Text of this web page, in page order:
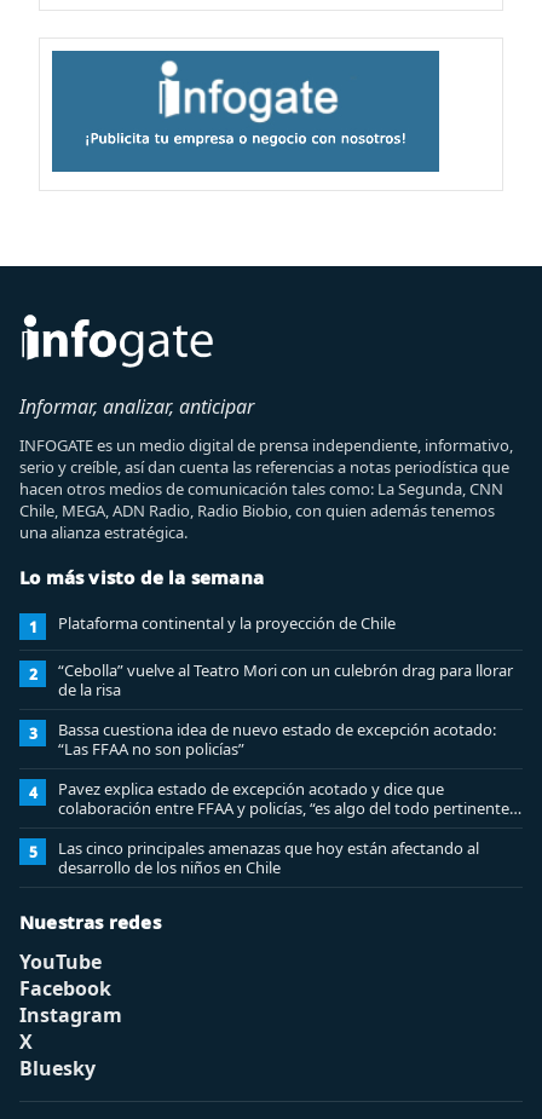
Informar, analizar, anticipar
INFOGATE es un medio digital de prensa independiente, informativo,
serio y creíble, así dan cuenta las referencias a notas periodística que
hacen otros medios de comunicación tales como: La Segunda, CNN
Chile, MEGA, ADN Radio, Radio Biobio, con quien además tenemos
una alianza estratégica.
Lo más visto de la semana
1 Plataforma continental y la proyección de Chile
2
“Cebolla” vuelve al Teatro Mori con un culebrón drag para llorar
de la risa
3
Bassa cuestiona idea de nuevo estado de excepción acotado:
“Las FFAA no son policías”
4
Pavez explica estado de excepción acotado y dice que
colaboración entre FFAA y policías, “es algo del todo pertinente
analizar”
5
Las cinco principales amenazas que hoy están afectando al
desarrollo de los niños en Chile
Nuestras redes
YouTube
Facebook
Instagram
X
Bluesky